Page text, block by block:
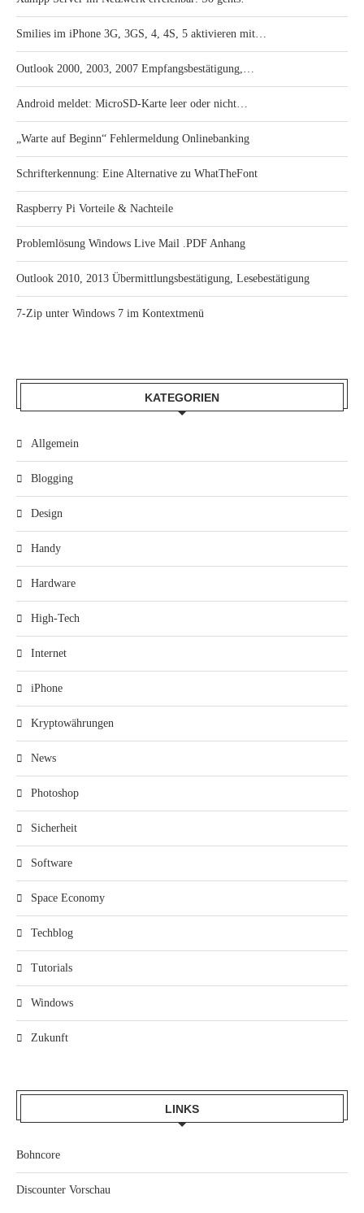
Smilies im iPhone 3G, 3GS, 4, 4S, 5 aktivieren mit…
Outlook 2000, 2003, 2007 Empfangsbestätigung,…
Android meldet: MicroSD-Karte leer oder nicht…
„Warte auf Beginn“ Fehlermeldung Onlinebanking
Schrifterkennung: Eine Alternative zu WhatTheFont
Raspberry Pi Vorteile & Nachteile
Problemlösung Windows Live Mail .PDF Anhang
Outlook 2010, 2013 Übermittlungsbestätigung, Lesebestätigung
7-Zip unter Windows 7 im Kontextmenü
KATEGORIEN
Allgemein
Blogging
Design
Handy
Hardware
High-Tech
Internet
iPhone
Kryptowährungen
News
Photoshop
Sicherheit
Software
Space Economy
Techblog
Tutorials
Windows
Zukunft
LINKS
Bohncore
Discounter Vorschau